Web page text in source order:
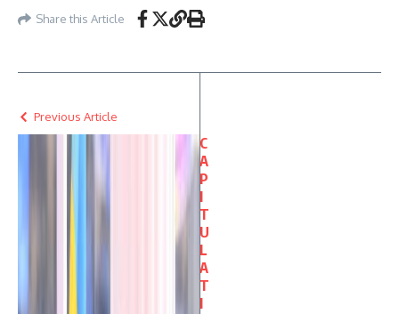
Share this Article
Previous Article
C
A
P
I
T
U
L
A
T
I